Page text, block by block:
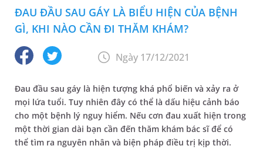
ĐAU ĐẦU SAU GÁY LÀ BIỂU HIỆN CỦA BỆNH
GÌ, KHI NÀO CẦN ĐI THĂM KHÁM?
Ngày 17/12/2021
Đau đầu sau gáy là hiện tượng khá phổ biến và xảy ra ở
mọi lứa tuổi. Tuy nhiên đây có thể là dấu hiệu cảnh báo
cho một bệnh lý nguy hiểm. Nếu cơn đau xuất hiện trong
một thời gian dài bạn cần đến thăm khám bác sĩ để có
thể tìm ra nguyên nhân và biện pháp điều trị kịp thời.